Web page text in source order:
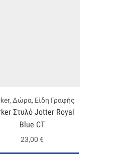
,Δώρα, Είδη Γραφής
Στυλό Jotter Royal
Blue CT
23,00€